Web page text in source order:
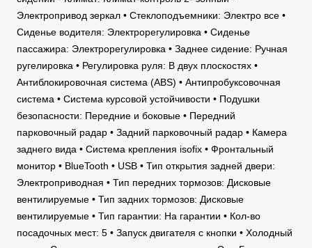
Электропривод зеркал • Стеклоподъемники: Электро все •
Сиденье водителя: Электрорегулировка • Сиденье
пассажира: Электрорегулировка • Заднее сидение: Ручная
ругелировка • Регулировка руля: В двух плоскостях •
Антиблокировочная система (ABS) • Антипробуксовочная
система • Система курсовой устойчивости • Подушки
безопасности: Передние и боковые • Передний
парковочный радар • Задний парковочный радар • Камера
заднего вида • Система крепления isofix • Фронтальный
монитор • BlueTooth • USB • Тип открытия задней двери:
Электроприводная • Тип передних тормозов: Дисковые
вентилируемые • Тип задних тормозов: Дисковые
вентилируемые • Тип гарантии: На гарантии • Кол-во
посадочных мест: 5 • Запуск двигателя с кнопки • Холодный